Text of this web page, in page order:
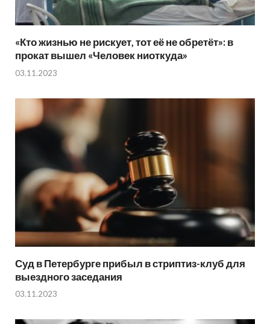
«Кто жизнью не рискует, тот её не обретёт»: в
прокат вышел «Человек ниоткуда»
03.11.2023
Суд в Петербурге прибыл в стриптиз-клуб для
выездного заседания
03.11.2023